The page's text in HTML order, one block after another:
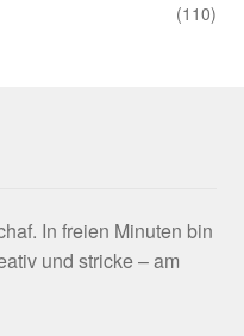
(110)
In freien Minuten bin
und stricke – am